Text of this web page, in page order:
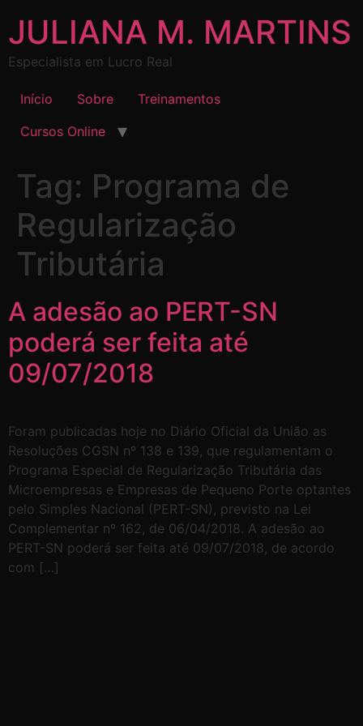
JULIANA M. MARTINS
Especialista em Lucro Real
Início Sobre
Treinamentos
Cursos Online
Tag: Programa de
Regularização
Tributária
A adesão ao PERT-SN
poderá ser feita até
09/07/2018
Foram publicadas hoje no Diário Oficial da União as
Resoluções CGSN nº 138 e 139, que regulamentam o
Programa Especial de Regularização Tributária das
Microempresas e Empresas de Pequeno Porte optantes
pelo Simples Nacional (PERT-SN), previsto na Lei
Complementar nº 162, de 06/04/2018. A adesão ao
PERT-SN poderá ser feita até 09/07/2018, de acordo
com […]